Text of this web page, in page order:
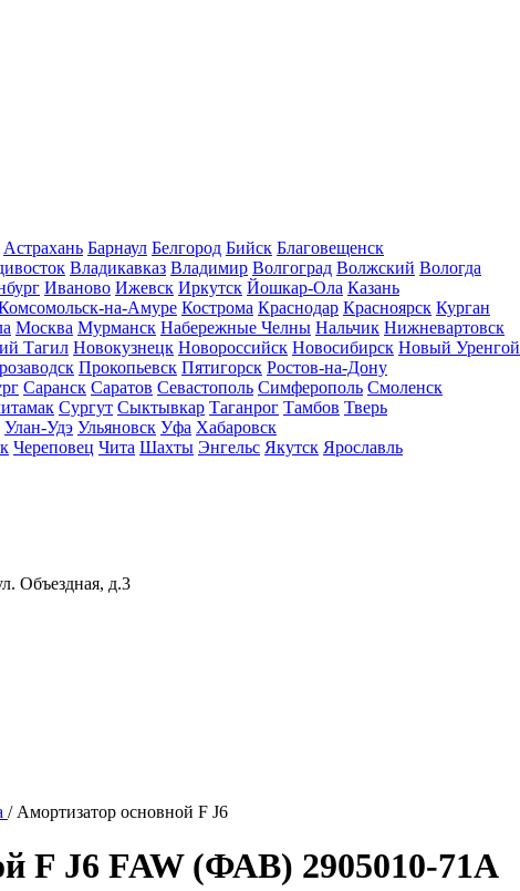
Астрахань Барнаул Белгород Бийск Благовещенск
Владикавказ Владимир Волгоград Волжский Вологда
Иваново Ижевск Иркутск Йошкар-Ола Казань
на-Амуре Кострома Краснодар Красноярск Курган
Москва Мурманск Набережные Челны Нальчик Нижневартовск
Тагил Новокузнецк Новороссийск Новосибирск Новый Уренгой
Прокопьевск Пятигорск Ростов-на-Дону
Саранск Саратов Севастополь Симферополь Смоленск
Сургут Сыктывкар Таганрог Тамбов Тверь
Улан-Удэ Ульяновск Уфа Хабаровск
Череповец Чита Шахты Энгельс Якутск Ярославль
Объездная, д.3
/ Амортизатор основной F J6
F J6 FAW (ФАВ) 2905010-71A